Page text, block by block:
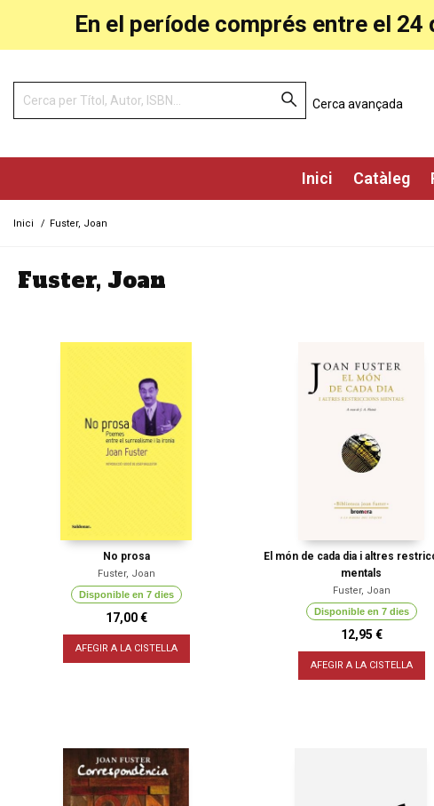
En el període comprés entre el
Inici Catàleg
Cerca avançada
Inici / Fuster, Joan
Fuster, Joan
No prosa
Fuster, Joan
Disponible en 7 dies
17,00 €
AFEGIR A LA CISTELLA
El món de cada dia i altres
mentals
Fuster, Joan
Disponible en 7 dies
12,95 €
AFEGIR A LA CISTELLA